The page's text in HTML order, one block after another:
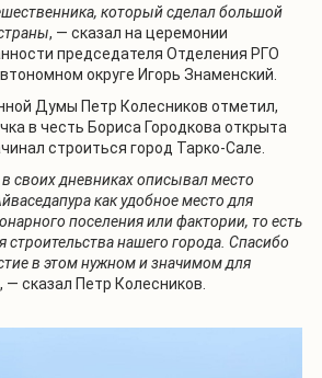
который сделал большой
, — сказал на церемонии
председателя Отделения РГО
округе Игорь Знаменский.
Думы Петр Колесников отметил,
в честь Бориса Городкова открыта
строиться город Тарко-Сале.
своих дневниках описывал место
как удобное место для
поселения или фактории, то есть
строительства нашего города. Спасибо
в этом нужном и значимом для
, — сказал Петр Колесников.